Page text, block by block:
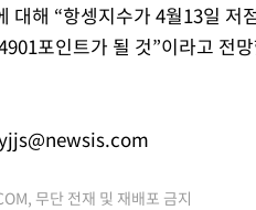
대해 “항셍지수가 4월13일
포인트가 될 것”이라고 전
무단 전재 및 재배포 금지